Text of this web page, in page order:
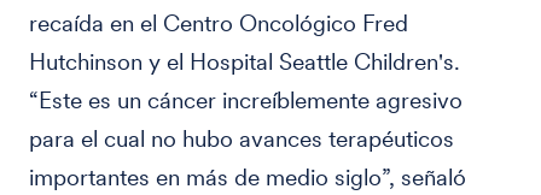
recaída en el Centro Oncológico Fred
Hutchinson y el Hospital Seattle Children's.
“Este es un cáncer increíblemente agresivo
para el cual no hubo avances terapéuticos
importantes en más de medio siglo”, señaló